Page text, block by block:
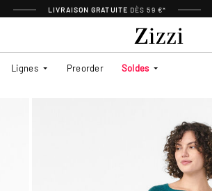
LIVRAISON GRATUITE DÈS 59 €*
Lignes Preorder Soldes